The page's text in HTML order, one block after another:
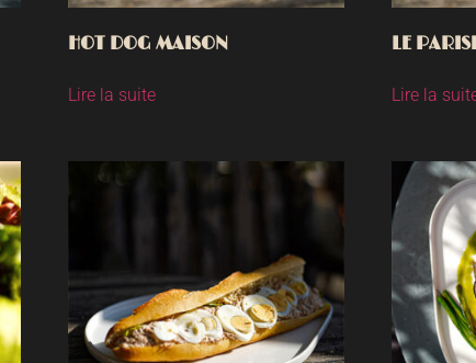
HOT DOG MAISON
Lire la suite
LE
Lire la